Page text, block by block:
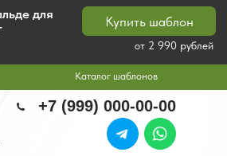
Каталог шаблонов
Купить шаблон
от 2 990 рублей
+7 (999) 000-00-00